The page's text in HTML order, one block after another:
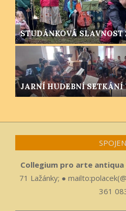
STUDÁNKOVÁ SLAVNOST
JARNÍ HUDEBNÍ SETKÁNÍ
Collegium pro arte antiqua
71 Lažánky; ●
361